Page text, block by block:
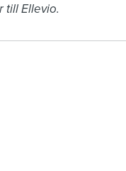
till Ellevio.